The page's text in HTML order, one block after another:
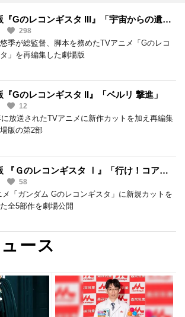
『Gのレコンギスタ III』「宇宙からの遺
298
季が総監督、脚本を務めたTVアニメ「Gのレコ
」を再編集した劇場版
『Gのレコンギスタ II』「ベルリ 撃進」
12
放送されたTVアニメに新作カットを加え再編集
版の第2部
『Ｇのレコンギスタ Ⅰ』「行け！コア・
ター」
58
メ「ガンダム Gのレコンギスタ」に新規カットを
全5部作を劇場公開
ース